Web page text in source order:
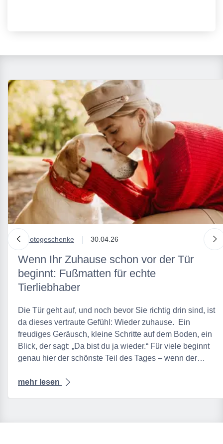
nach links
in Fotogeschenke 30.04.26
Wenn Ihr Zuhause schon vor der Tür
beginnt: Fußmatten für echte
Tierliebhaber
Die Tür geht auf, und noch bevor Sie richtig drin sind, ist
da dieses vertraute Gefühl: Wieder zuhause. Ein
freudiges Geräusch, kleine Schritte auf dem Boden, ein
Blick, der sagt: „Da bist du ja wieder.“ Für viele beginnt
genau hier der schönste Teil des Tages – wenn der…
mehr lesen